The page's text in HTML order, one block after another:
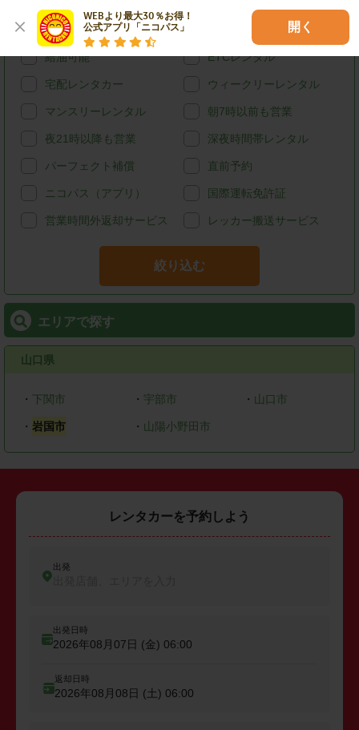
WEBより最大30％お得！
公式アプリ「ニコパス」
開く
カード決済
給油可能 ETCレンタル
宅配レンタカー ウィークリーレンタル
マンスリーレンタル 朝7時以前も営業
夜21時以降も営業 深夜時間帯レンタル
パーフェクト補償 直前予約
ニコパス（アプリ） 国際運転免許証
営業時間外返却サービス レッカー搬送サービス
絞り込む
エリアで探す
山口県
・ 下関市 ・ 宇部市 ・ 山口市
・ 岩国市 ・ 山陽小野田市
レンタカーを予約しよう
出発
出発日時
2026年08月07日 (金) 06:00
返却日時
2026年08月08日 (土) 06:00